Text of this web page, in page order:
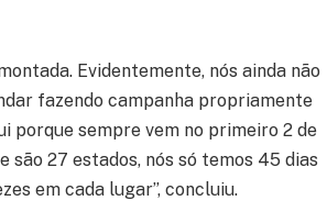
Evidentemente, nós ainda não
fazendo campanha propriamente
porque sempre vem no primeiro 2 de
são 27 estados, nós só temos 45 dias
em cada lugar”, concluiu.